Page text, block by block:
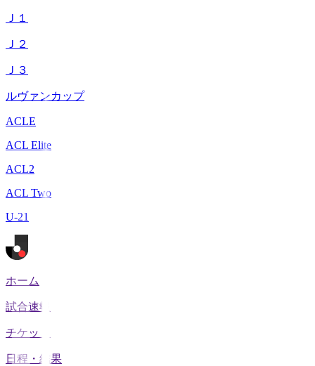
Ｊ１
Ｊ２
Ｊ３
ルヴァンカップ
ACLE
ACL Elite
ACL2
ACL Two
U-21
ホーム
試合速報
チケット
日程・結果